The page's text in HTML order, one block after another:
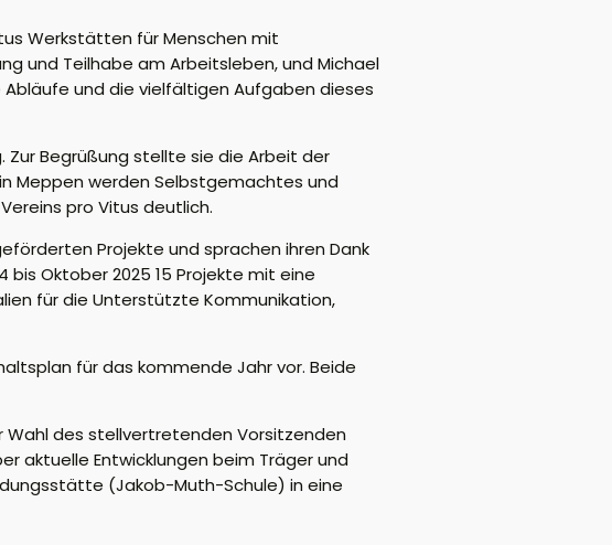
Werkstätten für Menschen mit
und Teilhabe am Arbeitsleben, und Michael
und die vielfältigen Aufgaben dieses
Zur Begrüßung stellte sie die Arbeit der
Meppen werden Selbstgemachtes und
pro Vitus deutlich.
Projekte und sprachen ihren Dank
Oktober 2025 15 Projekte mit eine
für die Unterstützte Kommunikation,
für das kommende Jahr vor. Beide
Wahl des stellvertretenden Vorsitzenden
aktuelle Entwicklungen beim Träger und
(Jakob-Muth-Schule) in eine